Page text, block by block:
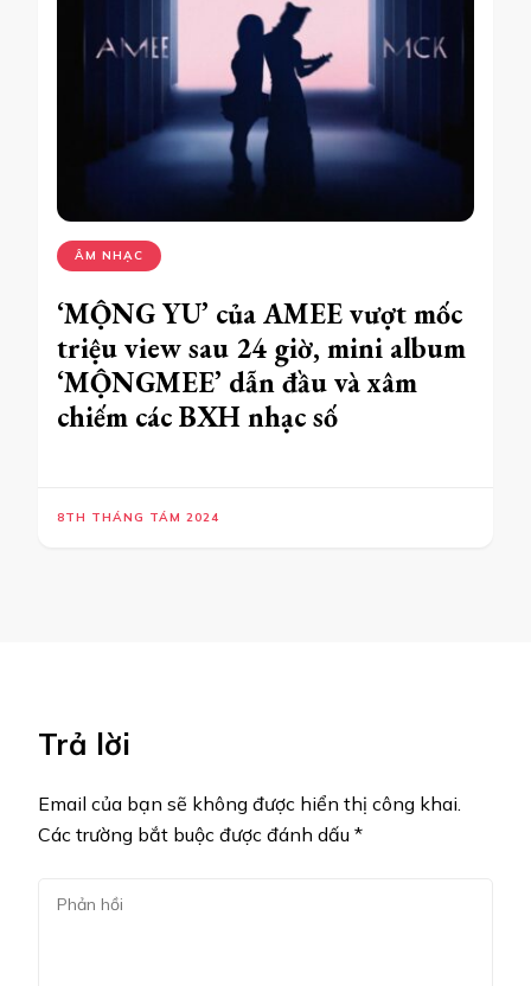
ÂM NHẠC
‘MỘNG YU’ của AMEE vượt mốc
triệu view sau 24 giờ, mini album
‘MỘNGMEE’ dẫn đầu và xâm
chiếm các BXH nhạc số
8TH THÁNG TÁM 2024
Trả lời
Email của bạn sẽ không được hiển thị công khai.
Các trường bắt buộc được đánh dấu *